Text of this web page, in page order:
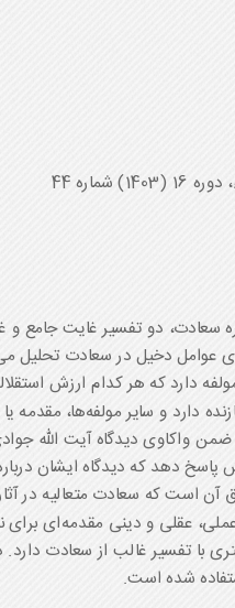
44
سعادت، دو تفسیر غایت جامع
عوامل دخیل در سعادت تحلیل
دارد که هر کدام ارزش
دارد و سایر مولفه‌ها، مقدمه
واکاوی دیدگاه آیت الله
پاسخ دهد که دیدگاه ایشان
است که سعادت متعالیه در
عقلی و دینی مقدمه‌ای
با تفسیر غالب از سعادت
شده است.